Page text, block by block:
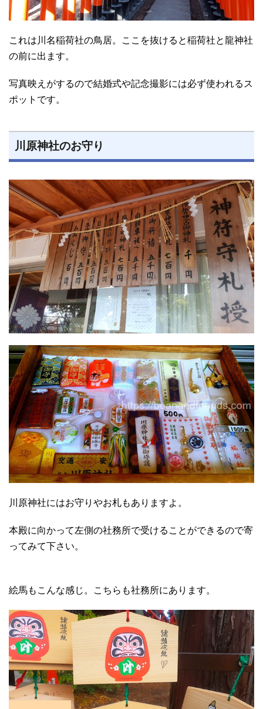
これは川名稲荷社の鳥居。ここを抜けると稲荷社と龍神社
の前に出ます。
写真映えがするので結婚式や記念撮影には必ず使われるス
ポットです。
川原神社のお守り
川原神社にはお守りやお札もありますよ。
本殿に向かって左側の社務所で受けることができるので寄
ってみて下さい。
絵馬もこんな感じ。こちらも社務所にあります。